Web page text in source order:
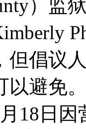
）监
但倡议
以避免
18日